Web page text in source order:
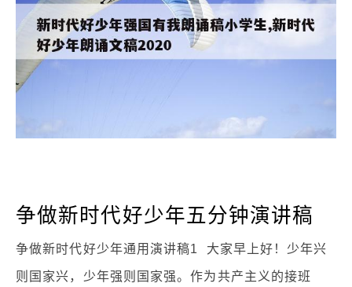
争做新时代好少年五分钟演讲稿
争做新时代好少年通用演讲稿1 大家早上好！少年兴
则国家兴，少年强则国家强。作为共产主义的接班